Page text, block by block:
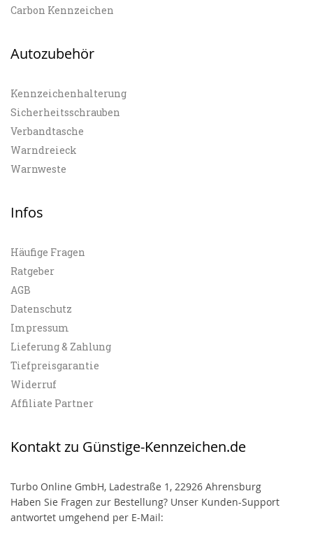
Carbon Kennzeichen
Autozubehör
Kennzeichenhalterung
Sicherheitsschrauben
Verbandtasche
Warndreieck
Warnweste
Infos
Häufige Fragen
Ratgeber
AGB
Datenschutz
Impressum
Lieferung & Zahlung
Tiefpreisgarantie
Widerruf
Affiliate Partner
Kontakt zu Günstige-Kennzeichen.de
Turbo Online GmbH, Ladestraße 1, 22926 Ahrensburg
Haben Sie Fragen zur Bestellung? Unser Kunden-Support
antwortet umgehend per E-Mail: